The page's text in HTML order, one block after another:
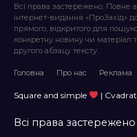
Всі права застережено. Повне
інтернет-видання «ПроЗахід»
прямого, відкритого для
конкретну новину чи
другого абзацу тексту.
Головна Про нас Реклама
Square and simple | Cvadrat
Всі права